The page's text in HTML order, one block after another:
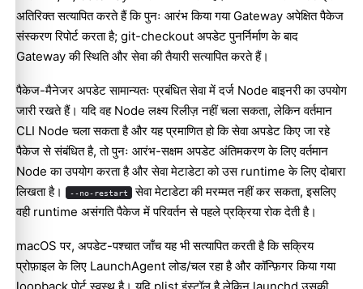
अतिरिक्त सत्यापित करते हैं कि पुनः आरंभ किया गया Gateway अपेक्षित पैकेज
संस्करण रिपोर्ट करता है; git-checkout अपडेट पुनर्निर्माण के बाद
Gateway की स्थिति और सेवा की तैयारी सत्यापित करते हैं।
पैकेज-मैनेजर अपडेट सामान्यतः प्रबंधित सेवा में दर्ज Node बाइनरी का उपयोग
जारी रखते हैं। यदि वह Node लक्ष्य रिलीज़ नहीं चला सकता, लेकिन वर्तमान
CLI Node चला सकता है और यह प्रमाणित हो कि सेवा अपडेट किए जा रहे
पैकेज से संबंधित है, तो पुनः आरंभ-सक्षम अपडेट अंतिमकरण के लिए वर्तमान
Node का उपयोग करता है और सेवा मेटाडेटा को उस runtime के लिए दोबारा
लिखता है।
--no-restart सेवा मेटाडेटा की मरम्मत नहीं कर सकता, इसलिए
वही runtime असंगति पैकेज में परिवर्तन से पहले प्रक्रिया रोक देती है।
macOS पर, अपडेट-पश्चात जाँच यह भी सत्यापित करती है कि सक्रिय
प्रोफ़ाइल के लिए LaunchAgent लोड/चल रहा है और कॉन्फ़िगर किया गया